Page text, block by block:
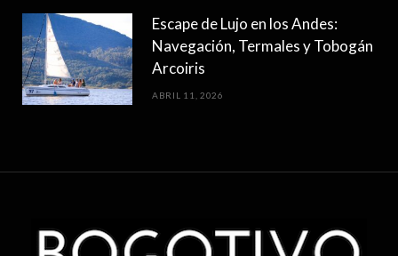
Escape de Lujo en los Andes:
Navegación, Termales y Tobogán
Arcoiris
ABRIL 11, 2026